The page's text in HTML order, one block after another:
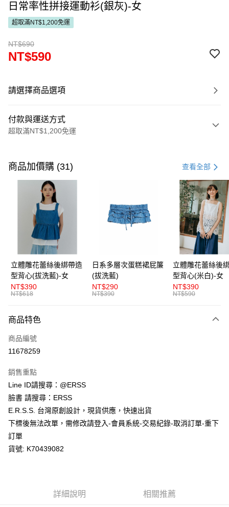
日常率性拼接運動衫(銀灰)-女
超取滿NT$1,200免運
NT$690
NT$590
請選擇商品選項
付款與運送方式
超取滿NT$1,200免運
信用卡一次付款
超商取貨付款
LINE Pay
Apple Pay
街口支付
悠遊付
AFTEE先享後付
相關說明
便利好安心！
２．便利：只要手機號碼，簡訊認證，即可結帳。
３．安心：先確認商品／服務後，再付款。
【「AFTEE先享後付」結帳流程】
１．於結帳方式選擇「AFTEE先享後付」後，將跳轉至「AFTEE先享後付」
結帳頁面，進行簡訊認證並確認金額後，即可完成結帳。
２．訂單成立數日內，您將收到繳費通知簡訊。
ATM／網路銀行／等多元方式進行付款，方視為交易完成。
※ 請注意：結帳手續完成當下不需立刻繳費，但若您需要取消訂單，請聯絡
購買商品的店家。未經商家同意取消之訂單仍視為有效，需透過AFTEE先享
後付繳納相關費用。
※ 交易是否成功請以「AFTEE先享後付 」之結帳頁面顯示為準，若有關於
１．透過由恩沛科技股份有限公司提供之「AFTEE先享後付」服務完成之交
運送方式
全家取貨付款
付款後全家取貨
每筆NT$80，滿NT$1,200(含以上)免運費
每筆NT$80，滿NT$1,200(含以上)免運費
付款後萊爾富取貨
每筆NT$80，滿NT$1,200(含以上)免運費
商品加價購 (31) 查看全部
立體雕花蕾絲後綁帶造
型背心(拔洗藍)-女
NT$390
NT$618
日系多層次蛋糕裙屁簾
(拔洗藍)
NT$290
NT$390
立體雕花蕾絲後
型背心(米白)-女
NT$390
NT$590
商品特色
商品編號
11678259
銷售重點
Line ID請搜尋：@ERSS
臉書 請搜尋：ERSS
E.R.S.S. 台灣原創設計，現貨供應，快速出貨
下標後無法改單，需修改請登入-會員系統-交易紀錄-取消訂單-重下
訂單
貨號: K70439082
詳細說明 相關推薦